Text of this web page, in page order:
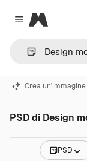
Close menu
Magnific
Crea un'immagine
PSD di Design
PSD